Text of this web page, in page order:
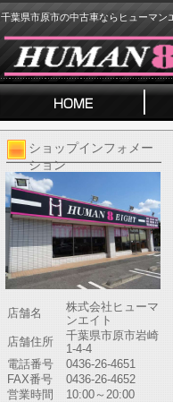
千葉県市原市の中古車ならヒューマン
ショップインフォメー
ション
店舗名
株式会社ヒューマ
ンエイト
店舗住所
千葉県市原市岩崎
1-4-4
電話番号
0436-26-4651
FAX番号
0436-26-4652
営業時間
10:00～20:00